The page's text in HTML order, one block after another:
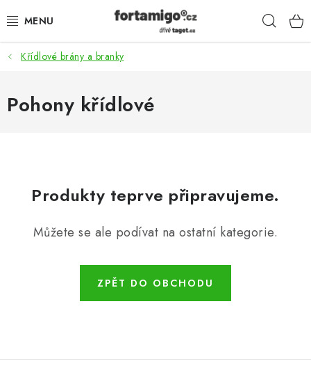
na
SADY - ZVÝHODNĚNÉ
POHONY
KŘÍDLOVÉ BRÁNY A BRANKY
ZÁVĚSNÉ BRÁNY
KONSTRUKČNÍ PROFILY
Křídlové brány a branky
Pohony křídlové
Produkty teprve připravujeme.
Můžete se ale podívat na ostatní kategorie.
ZPĚT DO OBCHODU